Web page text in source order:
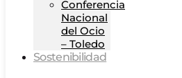
Conferencia
Nacional
del Ocio
– Toledo
Sostenibilidad